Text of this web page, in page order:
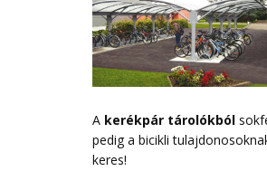
A kerékpár tárolókból
pedig a bicikli
keres!